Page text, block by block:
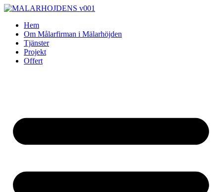
Skip
contentHem
Om Målarfirman i Mälarhöjden
Tjänster
Projekt
Offert